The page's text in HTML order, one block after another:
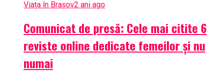
Viața în Brașov2 ani ago
Comunicat de presă: Cele mai citite 6
reviste online dedicate femeilor și nu
numai